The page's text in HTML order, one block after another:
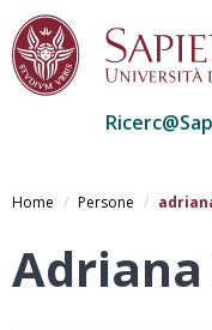
al
principale
Home Persone